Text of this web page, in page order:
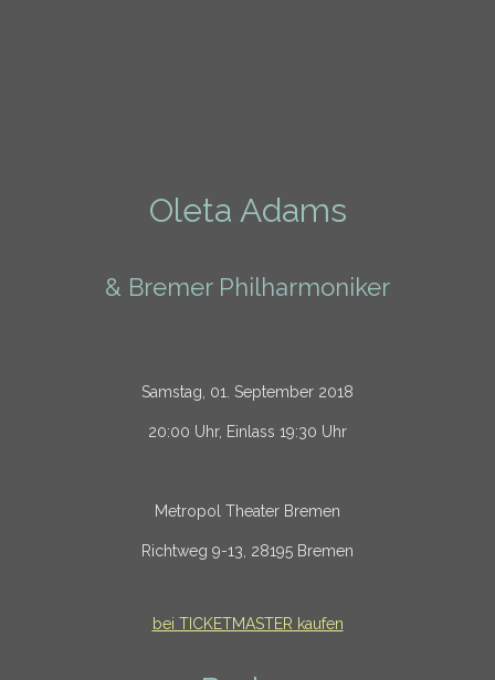
Oleta Adams
& Bremer Philharmoniker
Samstag, 01. September 2018
20:00 Uhr, Einlass 19:30 Uhr
Metropol Theater Bremen
Richtweg 9-13, 28195 Bremen
bei TICKETMASTER kaufen